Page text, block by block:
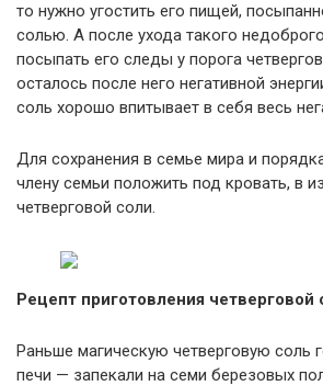
то нужно угостить его пищей,
солью. А после ухода такого
посыпать его следы у порога
осталось после него негативной
соль хорошо впитывает в себя весь
Для сохранения в семье мира и
члену семьи положить под кровать, в
четверговой соли.
Рецепт приготовления четверговой
Раньше магическую четверговую соль
печи — запекали на семи березовых